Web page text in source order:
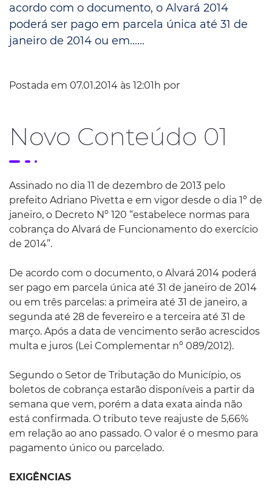
acordo com o documento, o Alvará 2014
poderá ser pago em parcela única até 31 de
janeiro de 2014 ou em......
Postada em 07.01.2014 às 12:01h por
Novo Conteúdo 01
Assinado no dia 11 de dezembro de 2013 pelo
prefeito Adriano Pivetta e em vigor desde o dia 1º de
janeiro, o Decreto Nº 120 “estabelece normas para
cobrança do Alvará de Funcionamento do exercício
de 2014”.
De acordo com o documento, o Alvará 2014 poderá
ser pago em parcela única até 31 de janeiro de 2014
ou em três parcelas: a primeira até 31 de janeiro, a
segunda até 28 de fevereiro e a terceira até 31 de
março. Após a data de vencimento serão acrescidos
multa e juros (Lei Complementar nº 089/2012).
Segundo o Setor de Tributação do Município, os
boletos de cobrança estarão disponíveis a partir da
semana que vem, porém a data exata ainda não
está confirmada. O tributo teve reajuste de 5,66%
em relação ao ano passado. O valor é o mesmo para
pagamento único ou parcelado.
EXIGÊNCIAS